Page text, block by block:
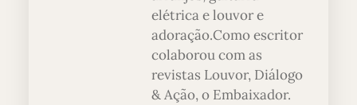
elétrica e louvor e
adoração.Como escritor
colaborou com as
revistas Louvor, Diálogo
& Ação, o Embaixador.